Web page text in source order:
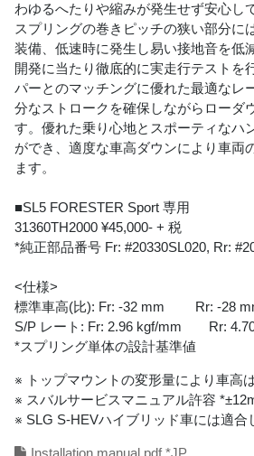
わゆるへたりや縮みが発生せず安心し
スプリングの巻きピッチの狭い部分に
装備、低速時に発生し易い接地音を低
開発に当たり徹底的に実走行テストを
パーとのマッチングに優れた最適なレ
分なストロークを確保しながらローダ
す。優れた乗り心地とスポーティなハ
ができ、適度な車高ダウンにより車両
ます。
■SL5 FORESTER Sport 専用
31360TH2000 ¥45,000- + 税
*純正部品番号 Fr: #20330SL020, Rr:
<仕様>
標準車高(比): Fr: -32 mm Rr: -28
S/P レート: Fr: 2.96 kgf/mm Rr:
*スプリング単体の設計基準値
※ トップマウントの変形量により車高
※ スバルサービスマニュアル許容
※ SLG S-HEVハイブリッド車には適合